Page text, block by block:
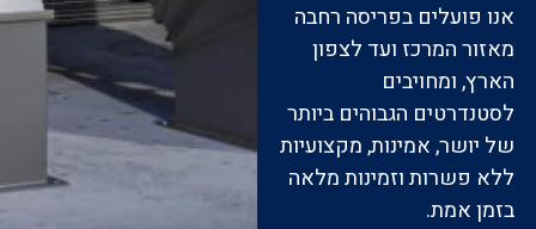
אנו פועלים בפריסה רחבה
מאזור המרכז ועד לצפון
הארץ, ומחויבים
לסטנדרטים הגבוהים ביותר
של יושר, אמינות, מקצועיות
ללא פשרות וזמינות מלאה
בזמן אמת.